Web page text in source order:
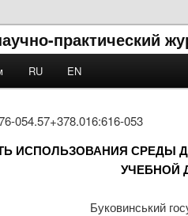
практический
RU EN
054.57+378.016:616-053
ИСПОЛЬЗОВАНИЯ СРЕДЫ
УЧЕБНОЙ
Буковинський